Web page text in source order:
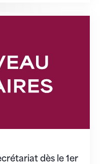
dès le 1er
dès le 1er août